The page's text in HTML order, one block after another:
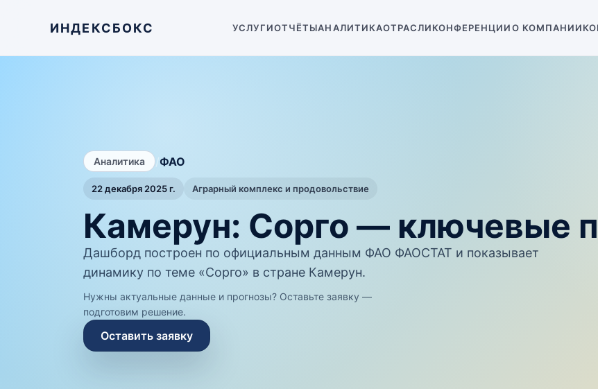
ИНДЕКСБОКС УСЛУГИОТЧЁТЫАНАЛИТИКАОТРАСЛИКОНФЕРЕНЦИИО КОМПАНИИ
Аналитика /ФАО
22 декабря 2025 г. Аграрный комплекс и продовольствие
Камерун: Сорго — ключевые
Дашборд построен по официальным данным ФАО ФАОСТАТ и показывает
динамику по теме «Сорго» в стране Камерун.
Нужны актуальные данные и прогнозы? Оставьте заявку —
подготовим решение.
Оставить заявку